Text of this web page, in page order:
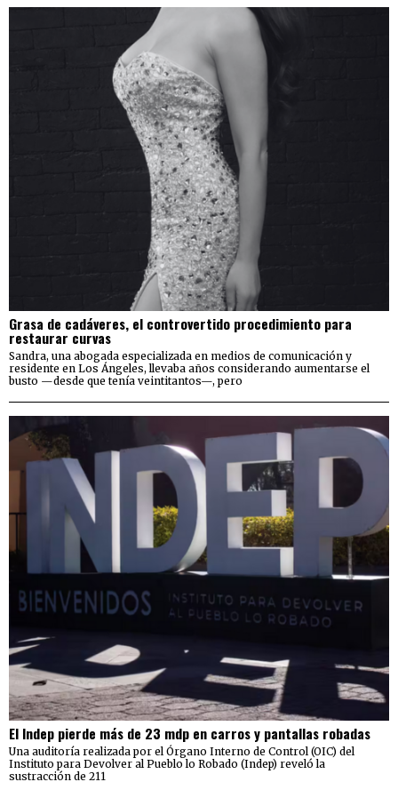
Grasa de cadáveres, el controvertido procedimiento para
restaurar curvas
Sandra, una abogada especializada en medios de comunicación y
residente en Los Ángeles, llevaba años considerando aumentarse el
busto —desde que tenía veintitantos—, pero
El Indep pierde más de 23 mdp en carros y pantallas robadas
Una auditoría realizada por el Órgano Interno de Control (OIC) del
Instituto para Devolver al Pueblo lo Robado (Indep) reveló la
sustracción de 211